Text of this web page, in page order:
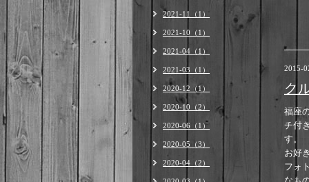
2015-
ク
福座
チ付
す。
お好
フォ
2021-11（1）
2021-10（1）
2021-04（1）
2021-03（1）
2020-12（1）
2020-10（2）
2020-06（1）
2020-05（3）
2020-04（2）